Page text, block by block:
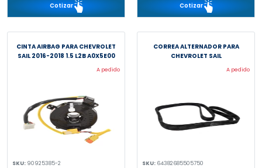
Cotizar Cotizar
CINTA AIRBAG PARA CHEVROLET
SAIL 2016-2018 1.5 L2B A0X5E00
A pedido
SKU: 90925385-2
CORREA ALTERNADOR PARA
CHEVROLET SAIL
A pedido
SKU: 64382685505750